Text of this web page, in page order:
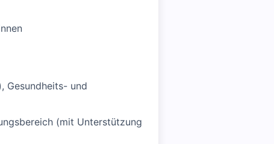
Gesundheits- und
(mit Unterstützung